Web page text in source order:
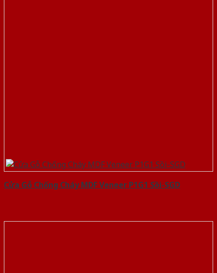
Cửa Gỗ Chống Cháy MDF Veneer P1G1 Sồi-SGD